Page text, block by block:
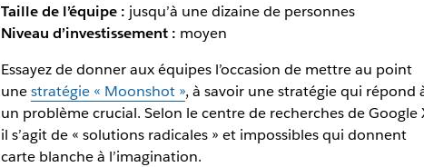
Taille de l’équipe : jusqu’à une dizaine de personnes
Niveau d’investissement : moyen
Essayez de donner aux équipes l’occasion de mettre au point
unestratégie « Moonshot », à savoir une stratégie qui répond
un problème crucial. Selon le centre de recherches de Google
il s’agit de « solutions radicales » et impossibles qui donnent
carte blanche à l’imagination.